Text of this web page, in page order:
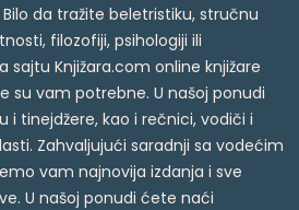
da tražite beletristiku, stručnu
filozofiji, psihologiji ili
sajtu Knjižara.com online knjižare
su vam potrebne. U našoj ponudi
i tinejdžere, kao i rečnici, vodiči i
Zahvaljujući saradnji sa vodećim
vam najnovija izdanja i sve
U našoj ponudi ćete naći